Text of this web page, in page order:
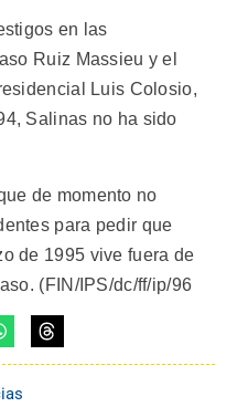
en las
Ruiz Massieu y el
Luis Colosio,
Salinas no ha sido
de momento no
para pedir que
de 1995 vive fuera de
(FIN/IPS/dc/ff/ip/96